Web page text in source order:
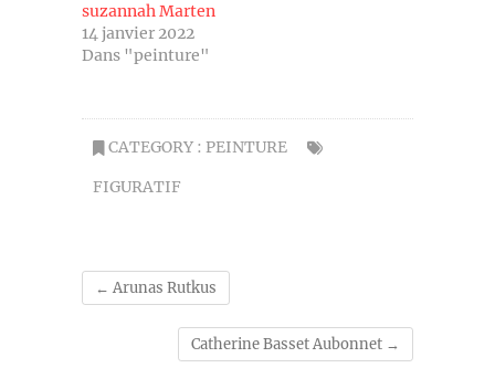
suzannah Marten
14 janvier 2022
Dans "peinture"
CATEGORY : PEINTURE
FIGURATIF
← Arunas Rutkus
Catherine Basset Aubonnet →